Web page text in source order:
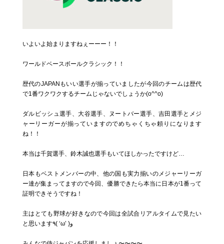
いよいよ始まりますねぇーーー！！
ワールドベースボールクラシック！！
歴代のJAPANもいい選手が揃っていましたが今回のチームは歴代
で1番ワクワクするチームじゃないでしょうか(o^^o)
ダルビッシュ選手、大谷選手、ヌートバー選手、吉田選手とメジ
ャーリーガーが揃っていますのでめちゃくちゃ頼りになります
ね！！
本当は千賀選手、鈴木誠也選手もいてほしかったですけど…
日本もベストメンバーの中、他の国も実力揃いのメジャーリーガ
ー達が集まってますので今回、優勝できたら本当に日本が1番って
証明できそうですね！
主はとても野球が好きなので今回は全試合リアルタイムで見たい
と思います٩( ‘ω’ )و